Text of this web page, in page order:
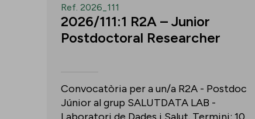
Ref. 2026_111
2026/111:1 R2A – Junior
Postdoctoral Researcher
Convocatòria per a un/a R2A - Postdoc
Júnior al grup SALUTDATA LAB -